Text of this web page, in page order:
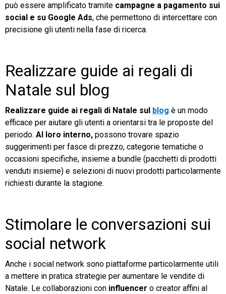
può essere amplificato tramite campagne a pagamento sui
social e su Google Ads, che permettono di intercettare con
precisione gli utenti nella fase di ricerca.
Realizzare guide ai regali di
Natale sul blog
Realizzare guide ai regali di Natale sul blog è un modo
efficace per aiutare gli utenti a orientarsi tra le proposte del
periodo. Al loro interno, possono trovare spazio
suggerimenti per fasce di prezzo, categorie tematiche o
occasioni specifiche, insieme a bundle (pacchetti di prodotti
venduti insieme) e selezioni di nuovi prodotti particolarmente
richiesti durante la stagione.
Stimolare le conversazioni sui
social network
Anche i social network sono piattaforme particolarmente utili
a mettere in pratica strategie per aumentare le vendite di
Natale. Le collaborazioni con influencer o creator affini al